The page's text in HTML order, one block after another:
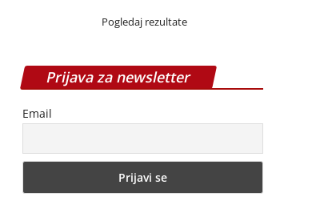
Pogledaj rezultate
Prijava za newsletter
Email